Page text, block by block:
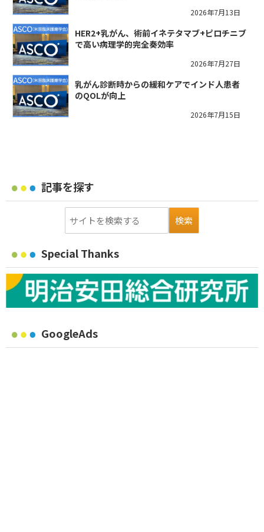
2026年7月13日
HER2+乳がん、術前イネテタマブ+ピロチニブ
で高い病理学的完全奏効率
2026年7月27日
乳がん診断時からの緩和ケアでインド人患者
のQOLが向上
2026年7月15日
記事を探す
Special Thanks
GoogleAds